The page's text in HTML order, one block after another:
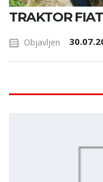
TRAKTOR
Objavljen